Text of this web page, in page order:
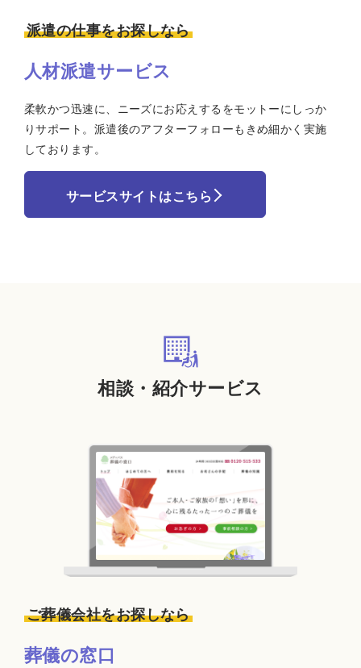
派遣の仕事をお探しなら
人材派遣サービス
柔軟かつ迅速に、ニーズにお応えするをモットーにしっか
りサポート。派遣後のアフターフォローもきめ細かく実施
しております。
サービスサイトはこちら
相談・紹介サービス
ご葬儀会社をお探しなら
葬儀の窓口